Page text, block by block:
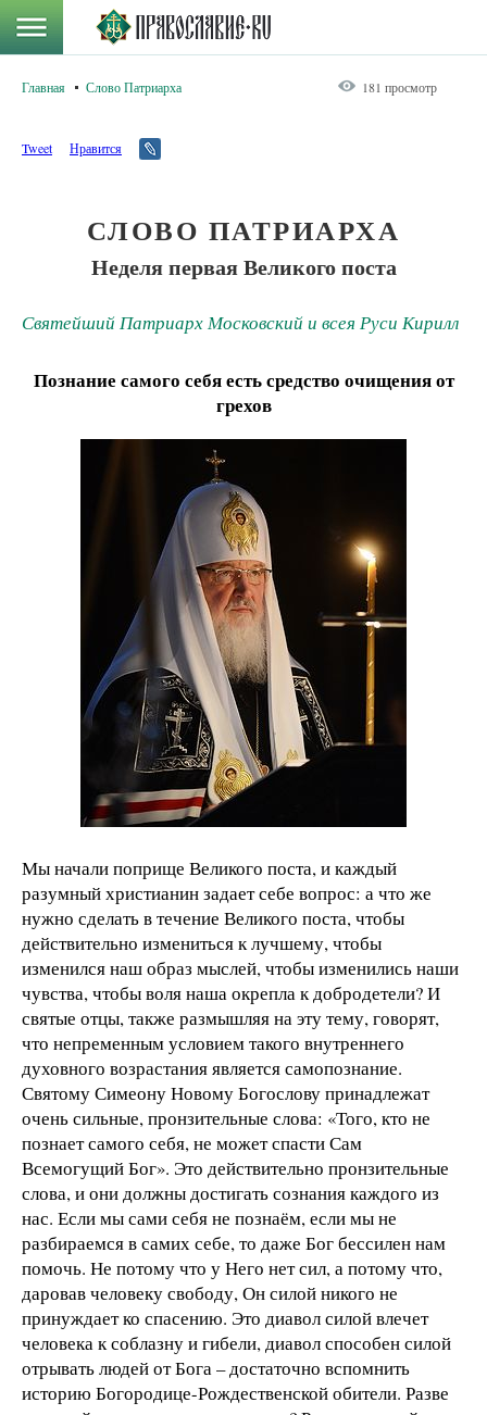
Главная Слово Патриарха 181 просмотр
Tweet Нравится
СЛОВО ПАТРИАРХА
Неделя первая Великого поста
Святейший Патриарх Московский и всея Руси Кирилл
Познание самого себя есть средство очищения от
грехов
Мы начали поприще Великого поста, и каждый
разумный христианин задает себе вопрос: а что же
нужно сделать в течение Великого поста, чтобы
действительно измениться к лучшему, чтобы
изменился наш образ мыслей, чтобы изменились наши
чувства, чтобы воля наша окрепла к добродетели? И
святые отцы, также размышляя на эту тему, говорят,
что непременным условием такого внутреннего
духовного возрастания является самопознание.
Святому Симеону Новому Богослову принадлежат
очень сильные, пронзительные слова: «Того, кто не
познает самого себя, не может спасти Сам
Всемогущий Бог». Это действительно пронзительные
слова, и они должны достигать сознания каждого из
нас. Если мы сами себя не познаём, если мы не
разбираемся в самих себе, то даже Бог бессилен нам
помочь. Не потому что у Него нет сил, а потому что,
даровав человеку свободу, Он силой никого не
принуждает ко спасению. Это диавол силой влечет
человека к соблазну и гибели, диавол способен силой
отрывать людей от Бога – достаточно вспомнить
историю Богородице-Рождественской обители. Разве